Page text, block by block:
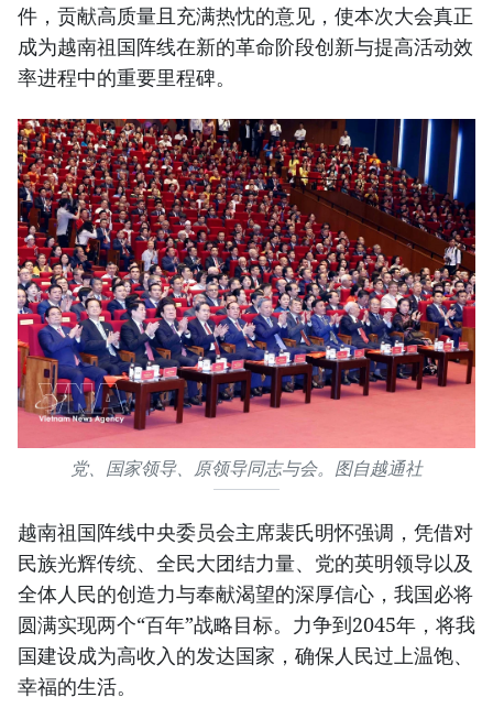
件，贡献高质量且充满热忱的意见，使本次大会真正
成为越南祖国阵线在新的革命阶段创新与提高活动效
率进程中的重要里程碑。
党、国家领导、原领导同志与会。图自越通社
越南祖国阵线中央委员会主席裴氏明怀强调，凭借对
民族光辉传统、全民大团结力量、党的英明领导以及
全体人民的创造力与奉献渴望的深厚信心，我国必将
圆满实现两个“百年”战略目标。力争到2045年，将我
国建设成为高收入的发达国家，确保人民过上温饱、
幸福的生活。